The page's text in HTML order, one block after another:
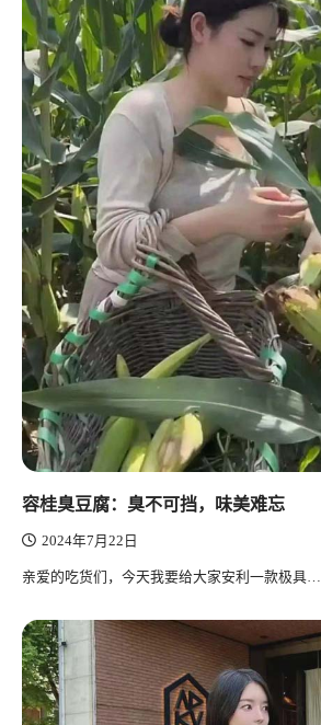
容桂臭豆腐：臭不可挡，味美难忘
2024年7月22日
亲爱的吃货们，今天我要给大家安利一款极具…